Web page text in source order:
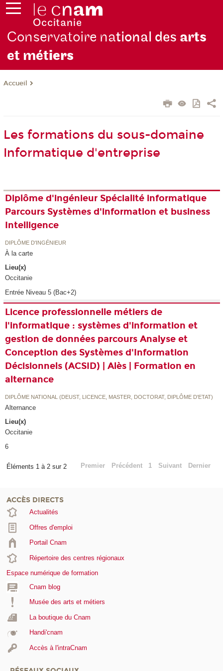
Conservatoire national des arts
et métiers
Accueil
Les formations du sous-domaine
Informatique d'entreprise
Diplôme d'ingénieur Spécialité informatique
Parcours Systèmes d'information et business
Intelligence
DIPLÔME D'INGÉNIEUR
À la carte
Lieu(x)
Occitanie
Entrée Niveau 5 (Bac+2)
Licence professionnelle métiers de
l'informatique : systèmes d'information et
gestion de données parcours Analyse et
Conception des Systèmes d'Information
Décisionnels (ACSID) | Alès | Formation en
alternance
DIPLÔME NATIONAL (DEUST, LICENCE, MASTER, DOCTORAT, DIPLÔME D'ETAT)
Alternance
Lieu(x)
Occitanie
6
Éléments 1 à 2 sur 2 Premier Précédent 1 Suivant Dernier
ACCÈS DIRECTS
Actualités
Offres d'emploi
Portail Cnam
Répertoire des centres régionaux
Espace numérique de formation
Cnam blog
Musée des arts et métiers
La boutique du Cnam
Handi'cnam
Accès à l'intraCnam